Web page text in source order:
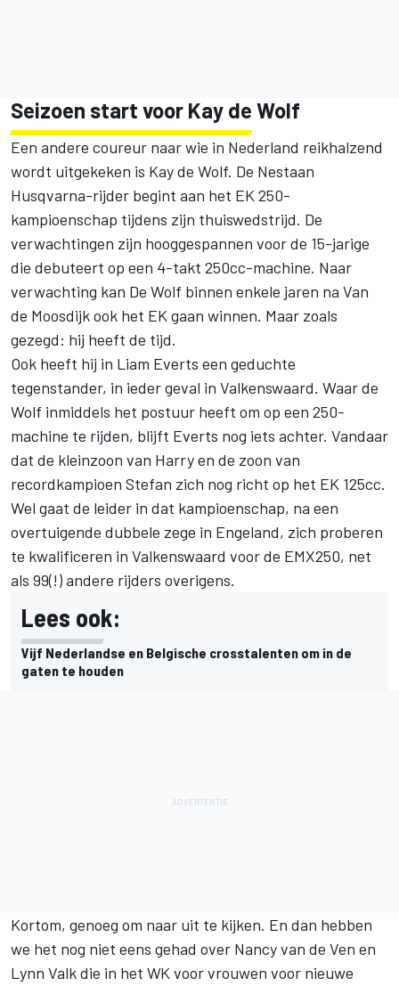
Seizoen start voor Kay de Wolf
Een andere coureur naar wie in Nederland reikhalzend
wordt uitgekeken is Kay de Wolf. De Nestaan
Husqvarna-rijder begint aan het EK 250-
kampioenschap tijdens zijn thuiswedstrijd. De
verwachtingen zijn hooggespannen voor de 15-jarige
die debuteert op een 4-takt 250cc-machine. Naar
verwachting kan De Wolf binnen enkele jaren na Van
de Moosdijk ook het EK gaan winnen. Maar zoals
gezegd: hij heeft de tijd.
Ook heeft hij in Liam Everts een geduchte
tegenstander, in ieder geval in Valkenswaard. Waar de
Wolf inmiddels het postuur heeft om op een 250-
machine te rijden, blijft Everts nog iets achter. Vandaar
dat de kleinzoon van Harry en de zoon van
recordkampioen Stefan zich nog richt op het EK 125cc.
Wel gaat de leider in dat kampioenschap, na een
overtuigende dubbele zege in Engeland, zich proberen
te kwalificeren in Valkenswaard voor de EMX250, net
als 99(!) andere rijders overigens.
Lees ook:
Vijf Nederlandse en Belgische crosstalenten om in de
gaten te houden
Kortom, genoeg om naar uit te kijken. En dan hebben
we het nog niet eens gehad over Nancy van de Ven en
Lynn Valk die in het WK voor vrouwen voor nieuwe